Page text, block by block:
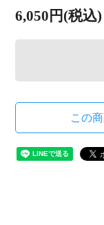
6,050円(税込)
この